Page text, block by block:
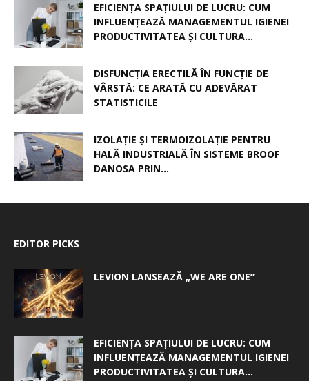
EFICIENȚA SPAȚIULUI DE LUCRU: CUM
INFLUENȚEAZĂ MANAGEMENTUL IGIENEI
PRODUCTIVITATEA ȘI CULTURA...
DISFUNCȚIA ERECTILĂ ÎN FUNCȚIE DE
VÂRSTĂ: CE ARATĂ CU ADEVĂRAT
STATISTICILE
IZOLAȚIE ȘI TERMOIZOLAȚIE PENTRU
HALĂ INDUSTRIALĂ ÎN SISTEME BROOF
DANOSA PRIN...
EDITOR PICKS
LEVION LANSEAZĂ „WE ARE ONE”
EFICIENȚA SPAȚIULUI DE LUCRU: CUM
INFLUENȚEAZĂ MANAGEMENTUL IGIENEI
PRODUCTIVITATEA ȘI CULTURA...